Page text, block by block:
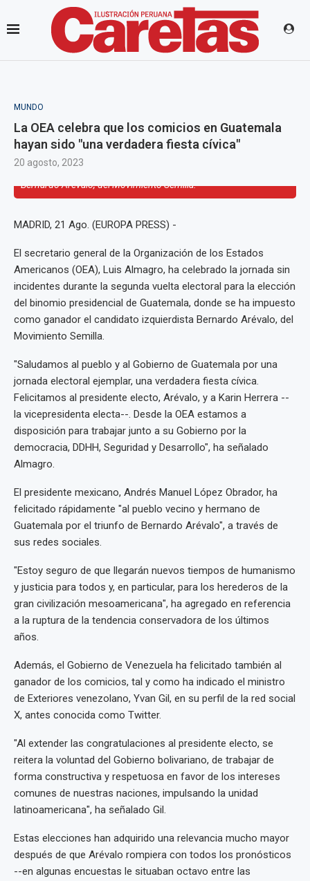
MUNDO
La OEA celebra que los comicios en Guatemala
hayan sido "una verdadera fiesta cívica"
20 agosto, 2023
Bernardo Arévalo, del Movimiento Semilla.
MADRID, 21 Ago. (EUROPA PRESS) -
El secretario general de la Organización de los Estados
Americanos (OEA), Luis Almagro, ha celebrado la jornada sin
incidentes durante la segunda vuelta electoral para la elección
del binomio presidencial de Guatemala, donde se ha impuesto
como ganador el candidato izquierdista Bernardo Arévalo, del
Movimiento Semilla.
"Saludamos al pueblo y al Gobierno de Guatemala por una
jornada electoral ejemplar, una verdadera fiesta cívica.
Felicitamos al presidente electo, Arévalo, y a Karin Herrera --
la vicepresidenta electa--. Desde la OEA estamos a
disposición para trabajar junto a su Gobierno por la
democracia, DDHH, Seguridad y Desarrollo", ha señalado
Almagro.
El presidente mexicano, Andrés Manuel López Obrador, ha
felicitado rápidamente "al pueblo vecino y hermano de
Guatemala por el triunfo de Bernardo Arévalo", a través de
sus redes sociales.
"Estoy seguro de que llegarán nuevos tiempos de humanismo
y justicia para todos y, en particular, para los herederos de la
gran civilización mesoamericana", ha agregado en referencia
a la ruptura de la tendencia conservadora de los últimos
años.
Además, el Gobierno de Venezuela ha felicitado también al
ganador de los comicios, tal y como ha indicado el ministro
de Exteriores venezolano, Yvan Gil, en su perfil de la red social
X, antes conocida como Twitter.
"Al extender las congratulaciones al presidente electo, se
reitera la voluntad del Gobierno bolivariano, de trabajar de
forma constructiva y respetuosa en favor de los intereses
comunes de nuestras naciones, impulsando la unidad
latinoamericana", ha señalado Gil.
Estas elecciones han adquirido una relevancia mucho mayor
después de que Arévalo rompiera con todos los pronósticos
--en algunas encuestas le situaban octavo entre las